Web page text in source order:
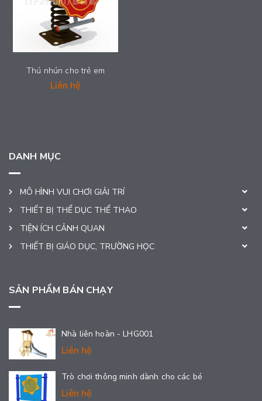
Thú nhún cho trẻ em
Liên hệ
DANH MỤC
MÔ HÌNH VUI CHƠI GIẢI TRÍ
THIẾT BỊ THỂ DỤC THỂ THAO
TIỆN ÍCH CẢNH QUAN
THIẾT BỊ GIÁO DỤC, TRƯỜNG HỌC
SẢN PHẨM BÁN CHẠY
Nhà liên hoàn - LHG001
Liên hệ
Trò chơi thông minh dành cho các bé
Liên hệ